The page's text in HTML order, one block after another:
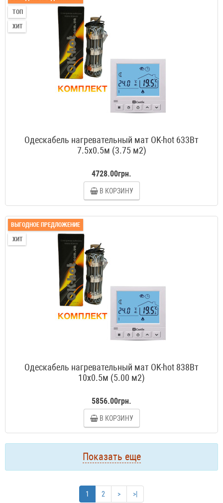
ТОП
ХИТ
Одескабель нагревательный мат OK-hot 633Вт
7.5x0.5м (3.75 м2)
4728.00грн.
В КОРЗИНУ
ВЫГОДНОЕ ПРЕДЛОЖЕНИЕ
ХИТ
Одескабель нагревательный мат OK-hot 838Вт
10x0.5м (5.00 м2)
5856.00грн.
В КОРЗИНУ
Показать еще
1 2 >
>|